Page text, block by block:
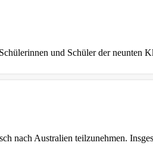
und Schüler der
nach Australien teilzunehmen.